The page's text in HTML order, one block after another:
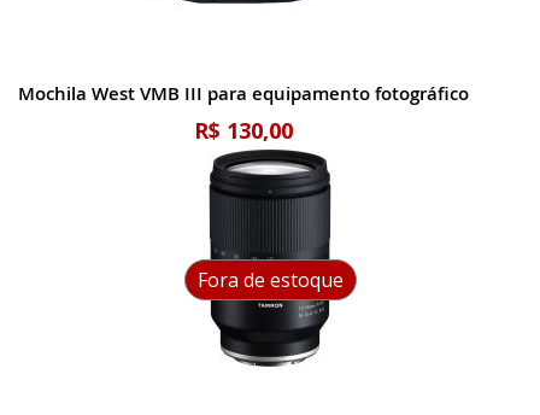
Mochila West VMB III para equipamento fotográfico
R$ 130,00
Fora de estoque